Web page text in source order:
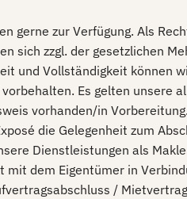
gerne zur Verfügung. Als
sich zzgl. der gesetzlichen
und Vollständigkeit können
Es gelten unsere
vorhanden/in Vorbereitung.
die Gelegenheit zum
Dienstleistungen als
dem Eigentümer in
/